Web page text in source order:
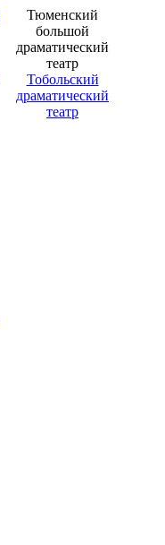
Тюменский
большой
драматический
театр
Тобольский
драматический
театр